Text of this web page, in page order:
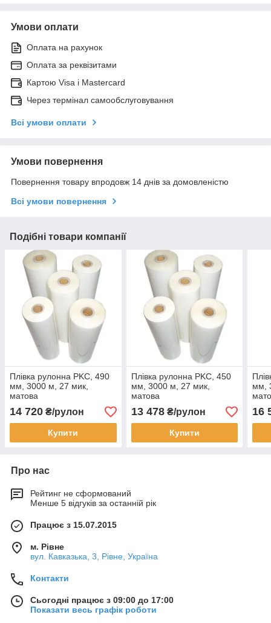
Умови оплати
Оплата на рахунок
Оплата за реквізитами
Картою Visa і Mastercard
Через термінал самообслуговування
Всі умови оплати
Умови повернення
Повернення товару впродовж 14 днів за домовленістю
Всі умови повернення
Подібні товари компанії
Плівка рулонна PKC, 490
мм, 3000 м, 27 мик,
матова
14 720 ₴/рулон
Купити
Плівка рулонна PKC, 450
мм, 3000 м, 27 мик,
матова
13 478₴/рулон
Купити
мм,
16
Про нас
Рейтинг не сформований
Менше 5 відгуків за останній рік
Працює з 15.07.2015
м. Рівне
вул. Кавказька, 3, Рівне, Україна
Контакти
Сьогодні працює з 09:00 до 17:00
Показати весь графік роботи